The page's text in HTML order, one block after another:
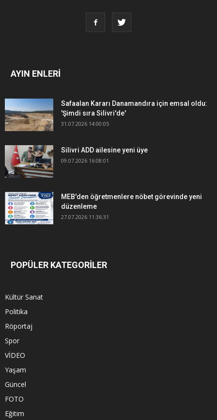
AYIN ENLERİ
Safaalan Kararı Danamandıra için emsal oldu:
'Şimdi sıra Silivri'de'
31.07.2026 14:00:05
Silivri ADD ailesine yeni üye
09.07.2026 16:08:01
MEB'den öğretmenlere nöbet görevinde yeni
düzenleme
27.07.2026 11:36:31
POPÜLER KATEGORİLER
Kültür Sanat
Politika
Röportaj
Spor
VİDEO
Yaşam
Güncel
FOTO
Eğitim